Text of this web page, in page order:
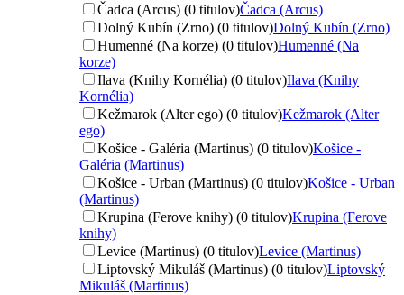
Čadca (Arcus) (0 titulov)Čadca (Arcus)
Dolný Kubín (Zrno) (0 titulov)Dolný Kubín (Zrno)
Humenné (Na korze) (0 titulov)Humenné (Na
korze)
Ilava (Knihy Kornélia) (0 titulov)Ilava (Knihy
Kornélia)
Kežmarok (Alter ego) (0 titulov)Kežmarok (Alter
ego)
Košice - Galéria (Martinus) (0 titulov)Košice -
Galéria (Martinus)
Košice - Urban (Martinus) (0 titulov)Košice - Urban
(Martinus)
Krupina (Ferove knihy) (0 titulov)Krupina (Ferove
knihy)
Levice (Martinus) (0 titulov)Levice (Martinus)
Liptovský Mikuláš (Martinus) (0 titulov)Liptovský
Mikuláš (Martinus)